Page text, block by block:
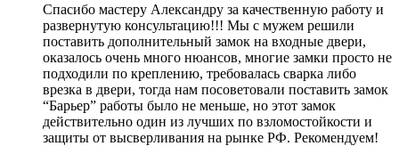
Спасибо мастеру Александру за качественную работу и
развернутую консультацию!!! Мы с мужем решили
поставить дополнительный замок на входные двери,
оказалось очень много нюансов, многие замки просто не
подходили по креплению, требовалась сварка либо
врезка в двери, тогда нам посоветовали поставить замок
“Барьер” работы было не меньше, но этот замок
действительно один из лучших по взломостойкости и
защиты от высверливания на рынке РФ. Рекомендуем!